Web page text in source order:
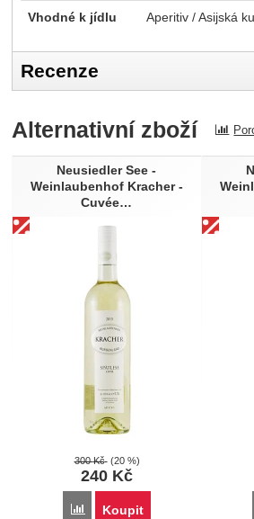
Vhodné k jídlu Aperitiv / Asijská
Recenze
Recenze
Nebyla přidána žádná
Alternativní zboží
Neusiedler See -
Weinlaubenhof Kracher -
Cuvée…
300Kč (20 %)
240 Kč
Porovnat
Koupit